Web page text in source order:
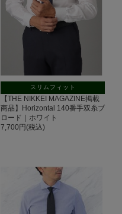
スリムフィット
【THE NIKKEI MAGAZINE掲載
商品】Horizontal 140番手双糸ブ
ロード｜ホワイト
7,700円(税込)